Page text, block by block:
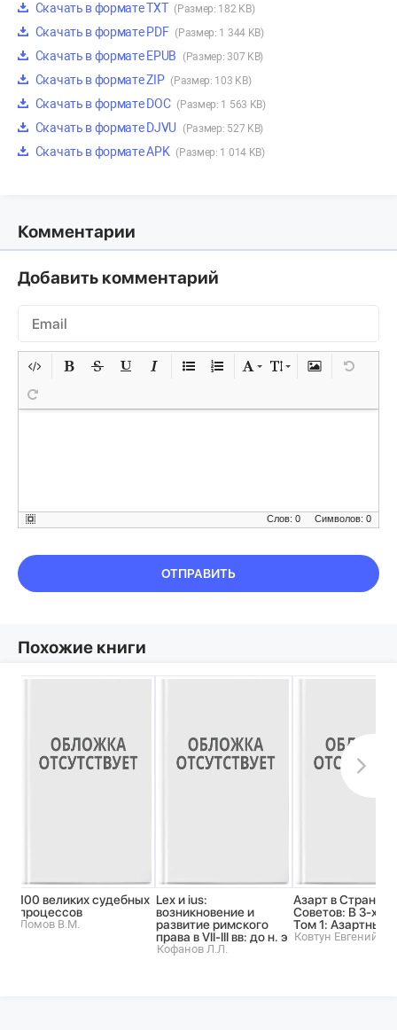
Скачать в формате TXT (Размер: 182 KB)
Скачать в формате PDF (Размер: 1 344 KB)
Скачать в формате EPUB (Размер: 307 KB)
Скачать в формате ZIP (Размер: 103 KB)
Скачать в формате DOC (Размер: 1 563 KB)
Скачать в формате DJVU (Размер: 527 KB)
Скачать в формате APK (Размер: 1 014 KB)
Комментарии
Добавить комментарий
Символов: 0
Слов: 0
ОТПРАВИТЬ
Похожие книги
100 великих судебных
процессов
Ломов В.М.
Lex и ius:
возникновение и
развитие римского
права в VII-III вв: до н. э
Кофанов Л.Л.
Азарт в Стране
Советов: В 3-х
Том 1: Азартные
Ковтун Евгений